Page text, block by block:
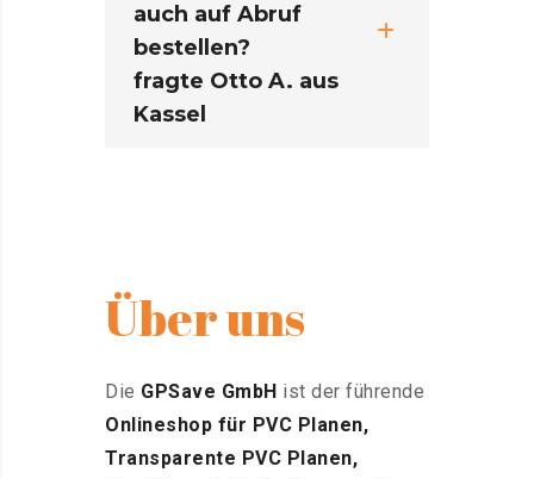
auch auf Abruf
bestellen?
fragte Otto A. aus
Kassel
Über uns
Die GPSave GmbH ist der führende
Onlineshop für PVC Planen,
Transparente PVC Planen,